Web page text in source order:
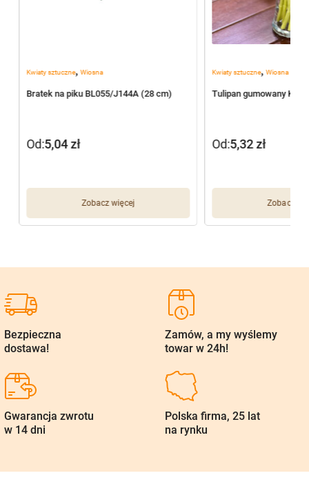
Kwiaty sztuczne, Wiosna
Bratek na piku BL055/J144A (28 cm)
Zobacz więcej
Od:5,04zł
Kwiaty sztuczne,Wiosna
Tulipan gumowany K25
Zobacz
Od:5,32zł
Bezpieczna
dostawa!
Zamów, a my wyślemy
towar w 24h!
Gwarancja zwrotu
w 14 dni
Polska firma, 25 lat
na rynku